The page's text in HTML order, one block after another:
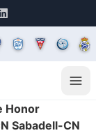
Honor
Sabadell-CN